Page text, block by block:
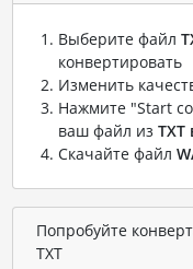
Выберите файл
конвертировать
Изменить
Нажмите "Start
ваш файл из TXT
Скачайте файл
Попробуйте
TXT